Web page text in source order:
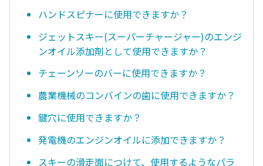
ハンドスピナーに使用できますか？
ジェットスキー(スーパーチャージャー)のエンジ
ンオイル添加剤として使用できますか？
チェーンソーのバーに使用できますか？
農業機械のコンバインの歯に使用できますか？
鍵穴に使用できますか？
発電機のエンジンオイルに添加できますか？
スキーの滑走面につけて、使用するようなパラ